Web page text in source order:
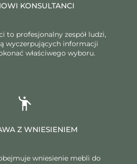
KONSULTANCI
to profesjonalny zespół ludzi,
wyczerpujących informacji
właściwego wyboru.
Z WNIESIENIEM
wniesienie mebli do